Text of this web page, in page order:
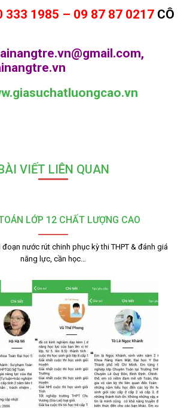
333 1985 – 09 87 87 0217 CÔ
VIẾT LIÊN QUAN
LỚP 12 CHẤT LƯỢNG CAO
nước rút chinh phục kỳ thi THPT & đánh giá
năng lực, cần học…